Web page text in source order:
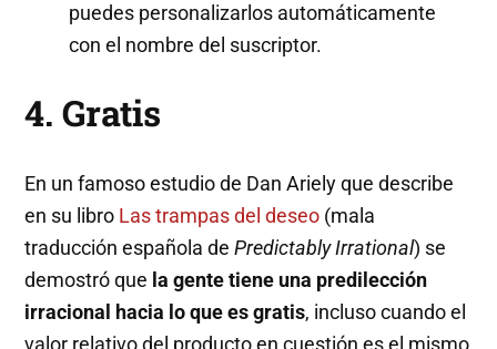
puedes personalizarlos automáticamente
con el nombre del suscriptor.
4. Gratis
En un famoso estudio de Dan Ariely que describe
en su libro Las trampas del deseo (mala
traducción española dePredictably Irrational) se
demostró que la gente tiene una predilección
irracional hacia lo que es gratis, incluso cuando el